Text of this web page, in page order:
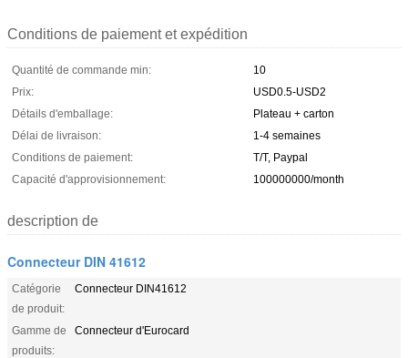
Conditions de paiement et expédition
Quantité de commande min:
10
Prix:
USD0.5-USD2
Détails d'emballage:
Plateau + carton
Délai de livraison:
1-4 semaines
Conditions de paiement:
T/T, Paypal
Capacité d'approvisionnement:
100000000/month
description de
Connecteur DIN 41612
Catégorie
de produit:
Connecteur DIN41612
Gamme de
produits:
Connecteur d'Eurocard